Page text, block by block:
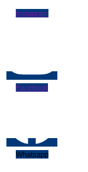
Instagram
Facebook
Whatsapp